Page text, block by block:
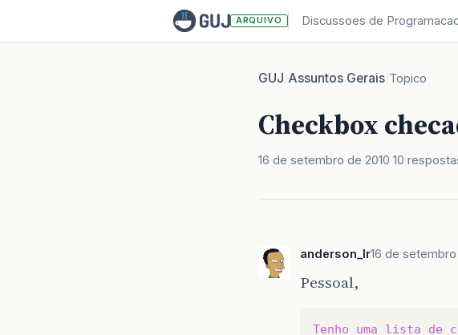
ARQUIVO Discussoes de
GUJ/Assuntos Gerais/Topico
Checkbox
16 de setembro de 2010 10
anderson_lr16 de setembro
Pessoal,
Tenho uma lista de